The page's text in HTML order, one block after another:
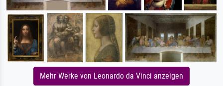
Mehr Werke von Leonardo da Vinci anzeigen